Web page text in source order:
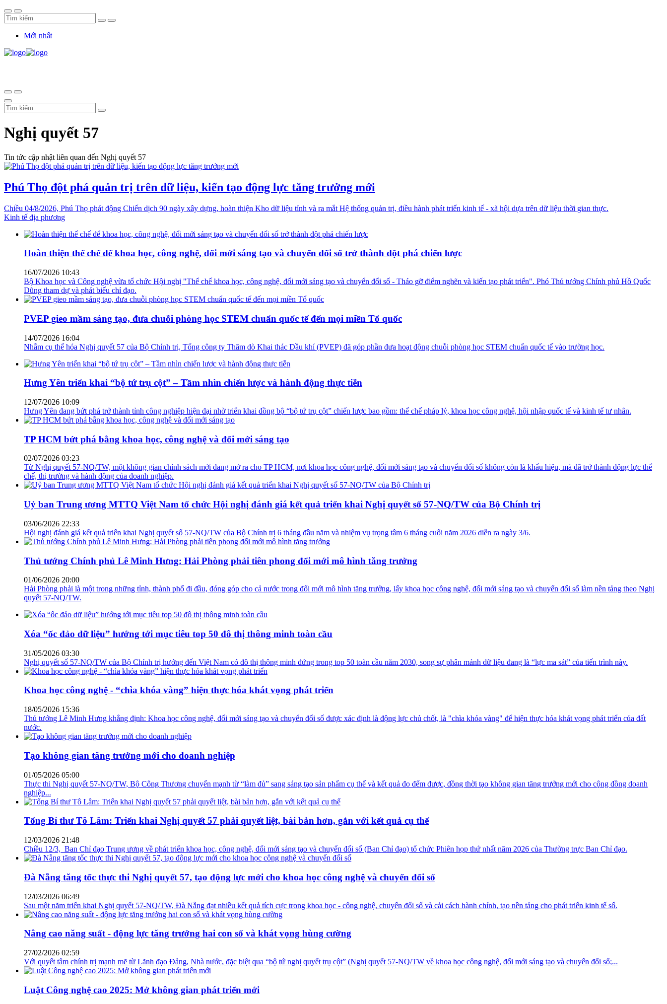
Mới nhất
Nghị quyết 57
Tin tức cập nhật liên quan đến Nghị quyết 57
Phú Thọ đột phá quản trị trên dữ liệu, kiến tạo động lực tăng trưởng mới
Chiều 04/8/2026, Phú Thọ phát động Chiến dịch 90 ngày xây dựng, hoàn thiện Kho dữ liệu tỉnh và ra mắt Hệ thống quản trị, điều hành phát triển kinh tế - xã hội dựa trên dữ liệu thời gian thực.
Kinh tế địa phương
Hoàn thiện thể chế để khoa học, công nghệ, đổi mới sáng tạo và chuyển đổi số trở thành đột phá chiến lược
16/07/2026 10:43
Bộ Khoa học và Công nghệ vừa tổ chức Hội nghị "Thể chế khoa học, công nghệ, đổi mới sáng tạo và chuyển đổi số - Tháo gỡ điểm nghẽn và kiến tạo phát triển". Phó Thủ tướng Chính phủ Hồ Quốc
Dũng tham dự và phát biểu chỉ đạo.
PVEP gieo mầm sáng tạo, đưa chuỗi phòng học STEM chuẩn quốc tế đến mọi miền Tổ quốc
14/07/2026 16:04
Nhằm cụ thể hóa Nghị quyết 57 của Bộ Chính trị, Tổng công ty Thăm dò Khai thác Dầu khí (PVEP) đã góp phần đưa hoạt động chuỗi phòng học STEM chuẩn quốc tế vào trường học.
Hưng Yên triển khai “bộ tứ trụ cột” – Tầm nhìn chiến lược và hành động thực tiễn
12/07/2026 10:09
Hưng Yên đang bứt phá trở thành tỉnh công nghiệp hiện đại nhờ triển khai đồng bộ “bộ tứ trụ cột” chiến lược bao gồm: thể chế pháp lý, khoa học công nghệ, hội nhập quốc tế và kinh tế tư nhân.
TP HCM bứt phá bằng khoa học, công nghệ và đổi mới sáng tạo
02/07/2026 03:23
Từ Nghị quyết 57-NQ/TW, một không gian chính sách mới đang mở ra cho TP HCM, nơi khoa học công nghệ, đổi mới sáng tạo và chuyển đổi số không còn là khẩu hiệu, mà đã trở thành động lực thể
chế, thị trường và hành động của doanh nghiệp.
Uỷ ban Trung ương MTTQ Việt Nam tổ chức Hội nghị đánh giá kết quả triển khai Nghị quyết số 57-NQ/TW của Bộ Chính trị
03/06/2026 22:33
Hội nghị đánh giá kết quả triển khai Nghị quyết số 57-NQ/TW của Bộ Chính trị 6 tháng đầu năm và nhiệm vụ trọng tâm 6 tháng cuối năm 2026 diễn ra ngày 3/6.
Thủ tướng Chính phủ Lê Minh Hưng: Hải Phòng phải tiên phong đổi mới mô hình tăng trưởng
01/06/2026 20:00
Hải Phòng phải là một trong những tỉnh, thành phố đi đầu, đóng góp cho cả nước trong đổi mới mô hình tăng trưởng, lấy khoa học công nghệ, đổi mới sáng tạo và chuyển đổi số làm nền tảng theo Nghị
quyết 57-NQ/TW.
Xóa “ốc đảo dữ liệu” hướng tới mục tiêu top 50 đô thị thông minh toàn cầu
31/05/2026 03:30
Nghị quyết số 57-NQ/TW của Bộ Chính trị hướng đến Việt Nam có đô thị thông minh đứng trong top 50 toàn cầu năm 2030, song sự phân mảnh dữ liệu đang là “lực ma sát” của tiến trình này.
Khoa học công nghệ - “chìa khóa vàng” hiện thực hóa khát vọng phát triển
18/05/2026 15:36
Thủ tướng Lê Minh Hưng khẳng định: Khoa học công nghệ, đổi mới sáng tạo và chuyển đổi số được xác định là động lực chủ chốt, là "chìa khóa vàng" để hiện thực hóa khát vọng phát triển của đất
nước.
Tạo không gian tăng trưởng mới cho doanh nghiệp
01/05/2026 05:00
Thực thi Nghị quyết 57-NQ/TW, Bộ Công Thương chuyển mạnh từ “làm đủ” sang sáng tạo sản phẩm cụ thể và kết quả đo đếm được, đồng thời tạo không gian tăng trưởng mới cho cộng đồng doanh
nghiệp...
Tổng Bí thư Tô Lâm: Triển khai Nghị quyết 57 phải quyết liệt, bài bản hơn, gắn với kết quả cụ thể
12/03/2026 21:48
Chiều 12/3, Ban Chỉ đạo Trung ương về phát triển khoa học, công nghệ, đổi mới sáng tạo và chuyển đổi số (Ban Chỉ đạo) tổ chức Phiên họp thứ nhất năm 2026 của Thường trực Ban Chỉ đạo.
Đà Nẵng tăng tốc thực thi Nghị quyết 57, tạo động lực mới cho khoa học công nghệ và chuyển đổi số
12/03/2026 06:49
Sau một năm triển khai Nghị quyết 57-NQ/TW, Đà Nẵng đạt nhiều kết quả tích cực trong khoa học - công nghệ, chuyển đổi số và cải cách hành chính, tạo nền tảng cho phát triển kinh tế số.
Nâng cao năng suất - động lực tăng trưởng hai con số và khát vọng hùng cường
27/02/2026 02:59
Với quyết tâm chính trị mạnh mẽ từ Lãnh đạo Đảng, Nhà nước, đặc biệt qua “bộ tứ nghị quyết trụ cột” (Nghị quyết 57-NQ/TW về khoa học công nghệ, đổi mới sáng tạo và chuyển đổi số;...
Luật Công nghệ cao 2025: Mở không gian phát triển mới